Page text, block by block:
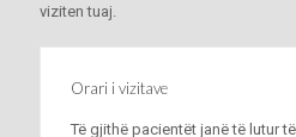
viziten tuaj.
Orari i vizitave
Të gjithë pacientët janë të lutur